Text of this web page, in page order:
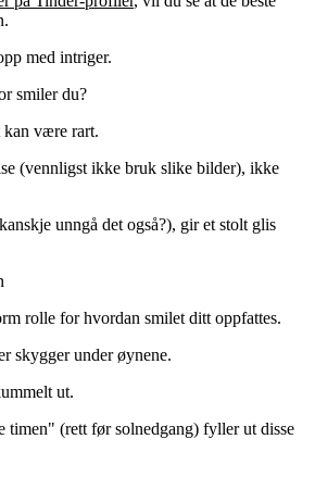
med intriger.
smiler du?
kan være rart.
(vennligst ikke bruk slike bilder), ikke
unngå det også?), gir et stolt glis
rolle for hvordan smilet ditt oppfattes.
skygger under øynene.
ut.
(rett før solnedgang) fyller ut disse